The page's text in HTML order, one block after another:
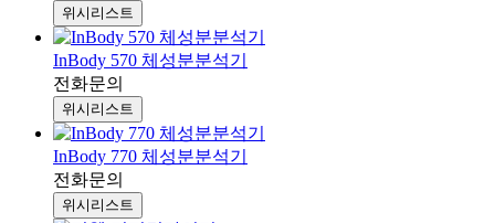
위시리스트
InBody 570 체성분분석기
전화문의
위시리스트
InBody 770 체성분분석기
전화문의
위시리스트